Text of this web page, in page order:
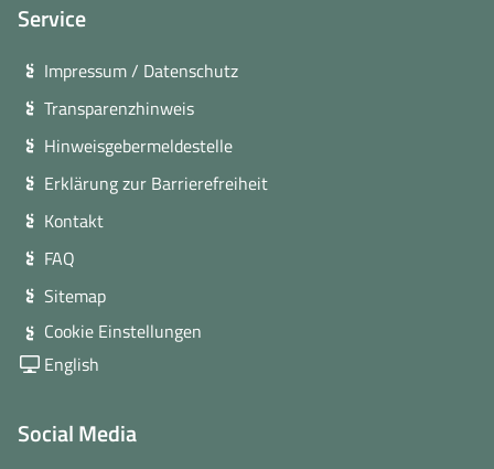
Service
Impressum / Datenschutz
Transparenzhinweis
Hinweisgebermeldestelle
Erklärung zur Barrierefreiheit
Kontakt
FAQ
Sitemap
Cookie Einstellungen
English
Social Media